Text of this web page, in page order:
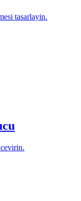
tasarlayin.